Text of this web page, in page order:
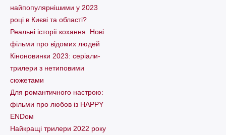
найпопулярнішими у 2023
році в Києві та області?
Реальні історії кохання. Нові
фільми про відомих людей
Кіноновинки 2023: серіали-
трилери з нетиповими
сюжетами
Для романтичного настрою:
фільми про любов із HAPPY
ENDом
Найкращі трилери 2022 року